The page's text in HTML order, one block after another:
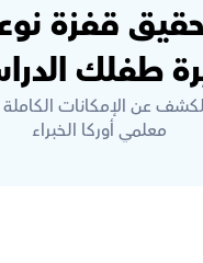
طفلك
معلمي أوركا الخبراء